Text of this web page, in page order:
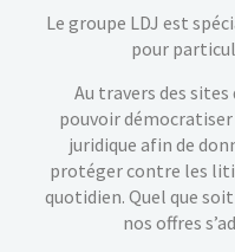
Le groupe LDJ est
pour
Au travers des
pouvoir démocratiser
juridique afin de
protéger contre les
quotidien. Quel que
nos offres